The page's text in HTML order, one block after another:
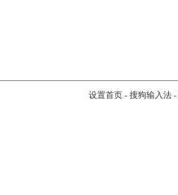
设置首页- 搜狗输入法-